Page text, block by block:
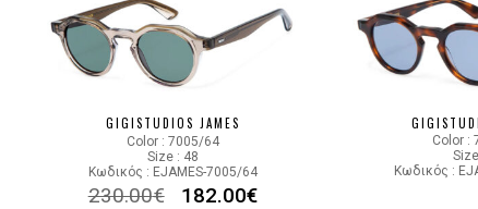
GIGISTUDIOS JAMES
Color : 7005/64
Size : 48
Κωδικός : EJAMES-7005/64
230.00€ 182.00€
Color :
Κωδικός :